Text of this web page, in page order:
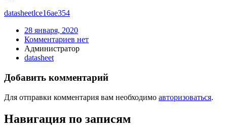
datasheetlce16ae354
28 января, 2020
Комментариев нет
Администратор
datasheet
Добавить комментарий
Для отправки комментария вам необходимо авторизоваться.
Навигация по записям